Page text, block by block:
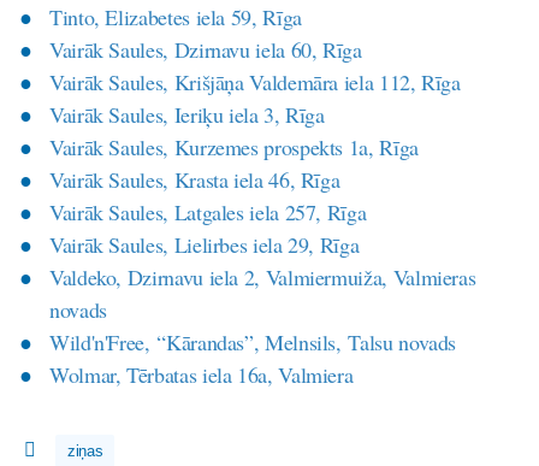
Tinto, Elizabetes iela 59, Rīga
Vairāk Saules, Dzirnavu iela 60, Rīga
Vairāk Saules, Krišjāņa Valdemāra iela 112, Rīga
Vairāk Saules, Ieriķu iela 3, Rīga
Vairāk Saules, Kurzemes prospekts 1a, Rīga
Vairāk Saules, Krasta iela 46, Rīga
Vairāk Saules, Latgales iela 257, Rīga
Vairāk Saules, Lielirbes iela 29, Rīga
Valdeko, Dzirnavu iela 2, Valmiermuiža, Valmieras
novads
Wild'n'Free, “Kārandas”, Melnsils, Talsu novads
Wolmar, Tērbatas iela 16a, Valmiera
ziņas